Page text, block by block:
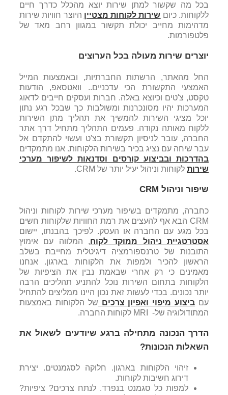
בכל מה שקשור למתן שירות יוצא מהכלל כדרך חיים
ללקוחות. כיום שירות לקוחות מצטיין היוצר חוויות שירות
מדהימות מחייב יכולת תקשור במגוון רחב מאד של
פלטפורמות.
יוצרים שירות מעולה בכל הערוצים
החל מהאתר, הרשתות החברתיות, ובאמצעות המייל
האמצעי התקשורת הכי עדכניים.. וואטסאפ, הודעות
טקסט, צ'טים וכיוצא באלה. חברות ועסקים חייבים לדאוג
המערכות יהיו מסונכרנות ומשולבות כך שבכל רגע נתון
יוכל מציגי השירות להמשיך את תהליך מתן השירות
ללקוח מאותה נקודה. פעמים התהליך מתחיל דרך אתר
החברה, עובר לניסיון תקשורת בצ'ט ועשוי להתקדם אל
עבר שיחה עם נציג בכיר בשירות הלקוחות. אנו מתמקדים
בהדרכות ובביצוע קורסים וסדנאות לשיפור מערכי
שירות לקוחות וניהול יעיל יותר של CRM.
שיפור וניהול CRM
כחברה, מתמקדים בשיפור מערכי שירות לקוחות וניהול
CRM הבא אף להעצים את רמת החוויות שלקוחות חשים
בכל מגע עם החברה או העסק. לפיכך בהבנתו, יישום
אסטרטגיית ניהול ממוקד לקוח, המלווה עם אימוץ
התובנות של טרנספורמציה דיגיטלית מחייבת בשלב
הראשון להכיר ולמפות את הלקוחות בארגון. אנחנו
מאמינים כי רק אחרי שבאמת נבין את הציפיות של
הלקוחות בתחום השירות נוכל להתניע תהליכים הרבה
יותר נכונים. בכדי לעשות זאת נכון היינו ממליצים להתחיל
עם ביצוע מיפוי ואפיון צרכים של הלקוחות באמצעות
המתודולוגיה של- MRI לקוחות החברה.
הדרך הנכונה מתחילה ברגע שיודעים לשאול את
השאלות הנכונות?
זיהוי הלקוחות בארגון. חלוקה לסגמנטים. יצירת
דירוג חשיבות לקוחות.
למפות כל סגמנט בנפרד. לנתח צרכים? ציפיות?